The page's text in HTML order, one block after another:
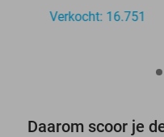
Verkocht: 16.751
Daarom scoor je